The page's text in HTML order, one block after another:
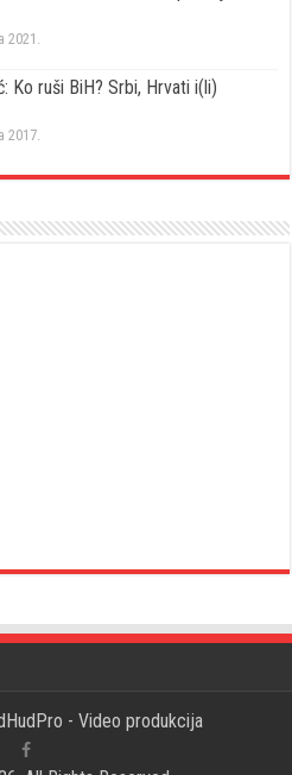
2021.
Ko ruši BiH? Srbi, Hrvati i(li)
2017.
- Video produkcija